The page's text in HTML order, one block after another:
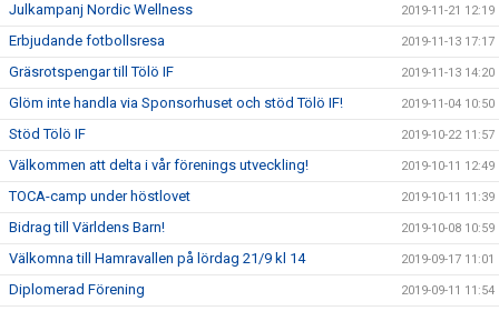
Julkampanj Nordic Wellness 2019-11-21 12:19
Erbjudande fotbollsresa 2019-11-13 17:17
Gräsrotspengar till Tölö IF 2019-11-13 14:20
Glöm inte handla via Sponsorhuset och stöd Tölö IF! 2019-11-04 10:50
Stöd Tölö IF 2019-10-22 11:57
Välkommen att delta i vår förenings utveckling! 2019-10-11 12:49
TOCA-camp under höstlovet 2019-10-11 11:39
Bidrag till Världens Barn! 2019-10-08 10:59
Välkomna till Hamravallen på lördag 21/9 kl 14 2019-09-17 11:01
Diplomerad Förening 2019-09-11 11:54